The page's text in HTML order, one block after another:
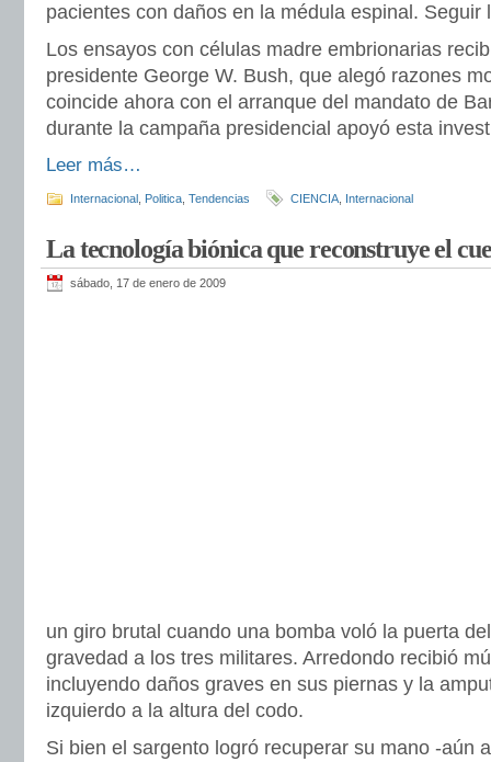
pacientes con daños en la médula espinal. Seguir
Los ensayos con células madre embrionarias
presidente George W. Bush, que alegó razones
coincide ahora con el arranque del mandato de
durante la campaña presidencial apoyó esta
Leer más…
Internacional Politica Tendencias CIENCIA Internacional
La tecnología biónica que reconstruye el
sábado, 17 de enero de 2009
un giro brutal cuando una bomba voló la puerta
gravedad a los tres militares. Arredondo recibió
incluyendo daños graves en sus piernas y la
izquierdo a la altura del codo.
Si bien el sargento logró recuperar su mano -aún